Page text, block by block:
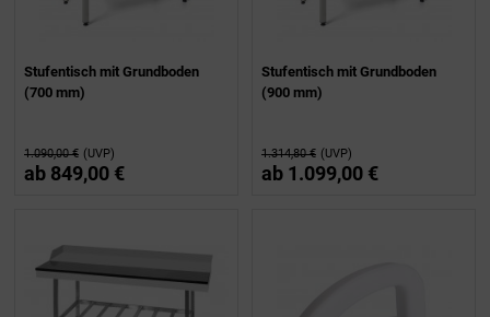
Stufentisch mit Grundboden
(700 mm)
1.090,00 € (UVP)
ab 849,00 €
Stufentisch mit Grundboden
(900 mm)
1.314,80 € (UVP)
ab 1.099,00 €